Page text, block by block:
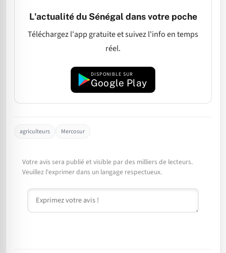
L'actualité du Sénégal dans votre poche
Téléchargez l'app gratuite et suivez l'info en temps
réel.
DISPONIBLE SUR
Google Play
agriculteurs Mercosur
Votre avis sera publié et visible par des milliers de lecteurs.
Veuillez l'exprimer dans un langage respectueux.
Commentaire